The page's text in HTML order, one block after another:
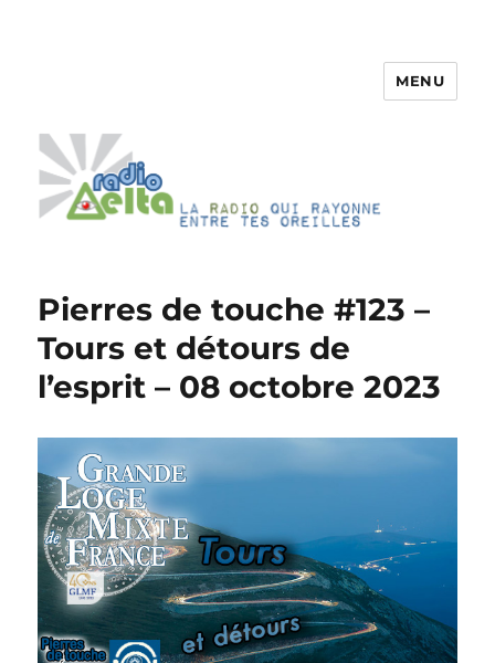
MENU
Pierres de touche #123 –
Tours et détours de
l’esprit – 08 octobre 2023